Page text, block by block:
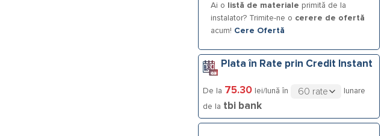
Ai o listă de materiale primită de la
instalator? Trimite-ne o cerere de ofertă
acum! Cere Ofertă
Plata în Rate prin Credit Instant
De la 75.30 lei/lună în
lunare
de la tbi bank